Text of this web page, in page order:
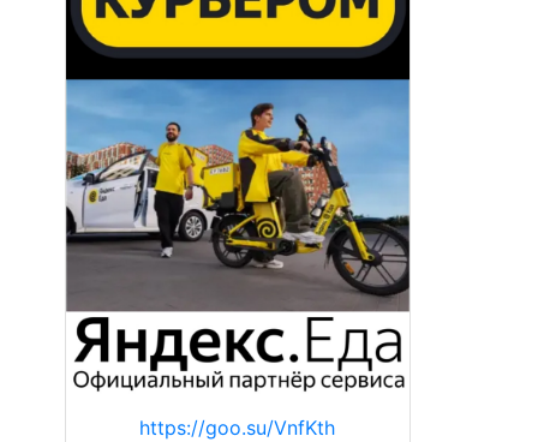
https://goo.su/VnfKth